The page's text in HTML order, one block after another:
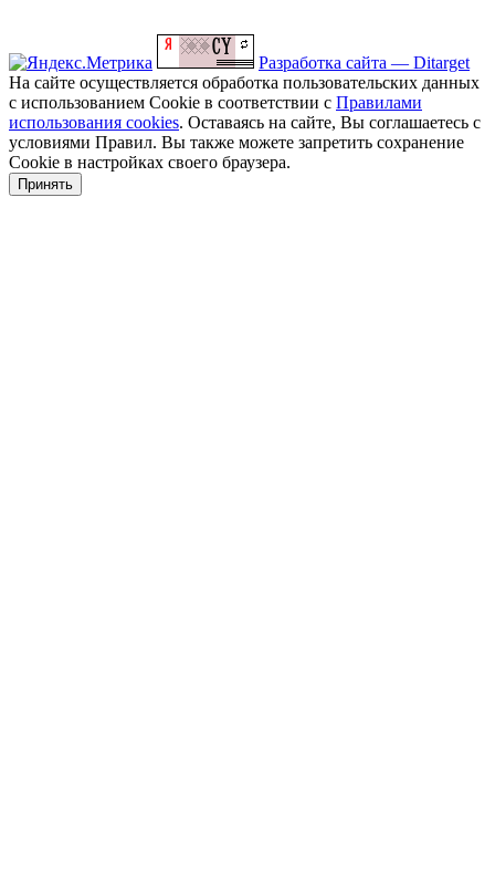
Разработка сайта — Ditarget
На сайте осуществляется обработка пользовательских данных
с использованием Cookie в соответствии с Правилами
использования cookies. Оставаясь на сайте, Вы соглашаетесь с
условиями Правил. Вы также можете запретить сохранение
Cookie в настройках своего браузера.
Принять